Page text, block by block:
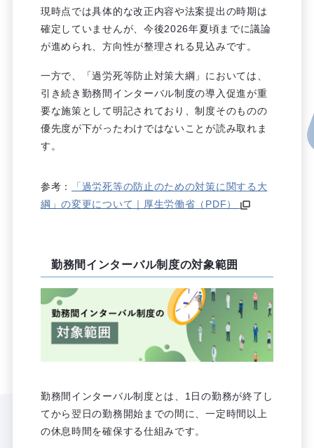
現時点では具体的な改正内容や法案提出の時期は
確定していませんが、今後2026年夏頃までに議論
が進められ、方向性が整理される見込みです。
一方で、「過労死等防止対策大綱」においては、
引き続き勤務間インターバル制度の導入促進が重
要な施策として明記されており、制度そのものの
優先度が下がったわけではないことが読み取れま
す。
参考：
「過労死等の防止のための対策に関する大
綱」の変更について｜厚生労働省（PDF）
勤務間インターバル制度の対象範囲
勤務間インターバル制度とは、1日の勤務が終了し
てから翌日の勤務開始までの間に、一定時間以上
の休息時間を確保する仕組みです。